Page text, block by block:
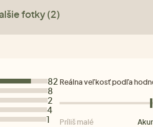
fotky (2)
82
8
2
4
1
Reálna veľkosť podľa
Príliš malé